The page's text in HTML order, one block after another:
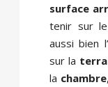
surface
tenir sur
aussi bien
sur la
la chambre